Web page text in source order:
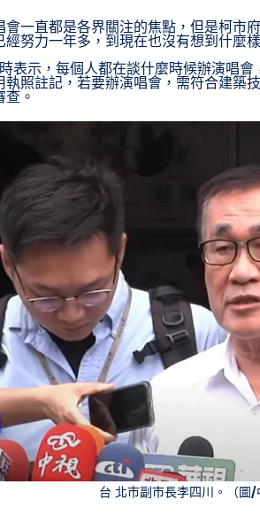
會一直都是各界關注的焦點，但是柯市
努力一年多，到現在也沒有想到什麼
表示，每個人都在談什麼時候辦演唱
照註記，若要辦演唱會，需符合建築
查。
台 北市副市長李四川。（圖/